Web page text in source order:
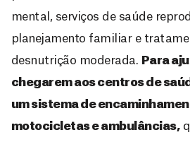
mental, serviços de saúde
planejamento familiar e
desnutrição moderada. Para
chegarem aos centros de
um sistema de
motocicletas e ambulâncias,